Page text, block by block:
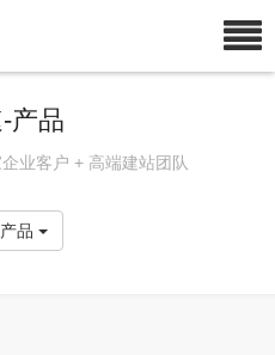
产品
业客户 + 高端建站团队
品